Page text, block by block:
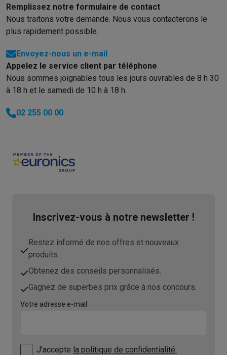
Remplissez notre formulaire de contact
Nous traitons votre demande. Nous vous contacterons le
plus rapidement possible.
Envoyez-nous un e-mail
Appelez le service client par téléphone
Nous sommes joignables tous les jours ouvrables de 8 h 30
à 18 h et le samedi de 10 h à 18 h.
02 255 00 00
Inscrivez-vous à notre newsletter !
Restez informé de nos offres et nouveaux
produits.
Obtenez des conseils personnalisés.
Gagnez de superbes prix grâce à nos concours.
Votre adresse e-mail
J'accepte la politique de confidentialité.